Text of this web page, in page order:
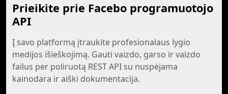
Prieikite prie Facebo programuotojo
API
Į savo platformą įtraukite profesionalaus lygio
medijos išieškojimą. Gauti vaizdo, garso ir vaizdo
failus per poliruotą REST API su nuspėjama
kainodara ir aiški dokumentacija.